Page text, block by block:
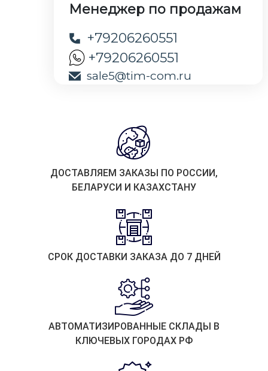
Менеджер по продажам
+79206260551
+79206260551
sale5@tim-com.ru
ДОСТАВЛЯЕМ ЗАКАЗЫ ПО РОССИИ,
БЕЛАРУСИ И КАЗАХСТАНУ
СРОК ДОСТАВКИ ЗАКАЗА ДО 7 ДНЕЙ
АВТОМАТИЗИРОВАННЫЕ СКЛАДЫ В
КЛЮЧЕВЫХ ГОРОДАХ РФ